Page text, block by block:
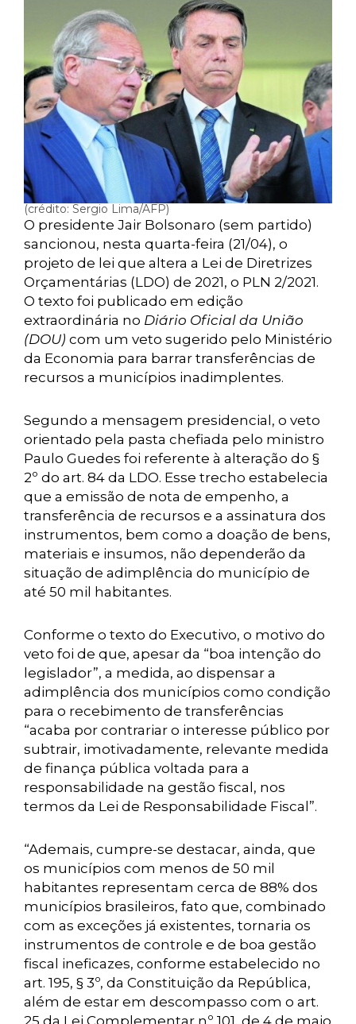
(crédito: Sergio Lima/AFP)
O presidente Jair Bolsonaro (sem partido)
sancionou, nesta quarta-feira (21/04), o
projeto de lei que altera a Lei de Diretrizes
Orçamentárias (LDO) de 2021, o PLN 2/2021.
O texto foi publicado em edição
extraordinária no Diário Oficial da União
(DOU) com um veto sugerido pelo Ministério
da Economia para barrar transferências de
recursos a municípios inadimplentes.
Segundo a mensagem presidencial, o veto
orientado pela pasta chefiada pelo ministro
Paulo Guedes foi referente à alteração do §
2º do art. 84 da LDO. Esse trecho estabelecia
que a emissão de nota de empenho, a
transferência de recursos e a assinatura dos
instrumentos, bem como a doação de bens,
materiais e insumos, não dependerão da
situação de adimplência do município de
até 50 mil habitantes.
Conforme o texto do Executivo, o motivo do
veto foi de que, apesar da “boa intenção do
legislador”, a medida, ao dispensar a
adimplência dos municípios como condição
para o recebimento de transferências
“acaba por contrariar o interesse público por
subtrair, imotivadamente, relevante medida
de finança pública voltada para a
responsabilidade na gestão fiscal, nos
termos da Lei de Responsabilidade Fiscal”.
“Ademais, cumpre-se destacar, ainda, que
os municípios com menos de 50 mil
habitantes representam cerca de 88% dos
municípios brasileiros, fato que, combinado
com as exceções já existentes, tornaria os
instrumentos de controle e de boa gestão
fiscal ineficazes, conforme estabelecido no
art. 195, § 3º, da Constituição da República,
além de estar em descompasso com o art.
25 da Lei Complementar nº 101, de 4 de maio